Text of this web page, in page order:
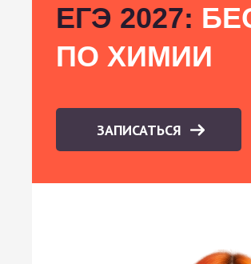
ЕГЭ 2027:
ПО ХИМИИ
ЗАПИСАТЬСЯ